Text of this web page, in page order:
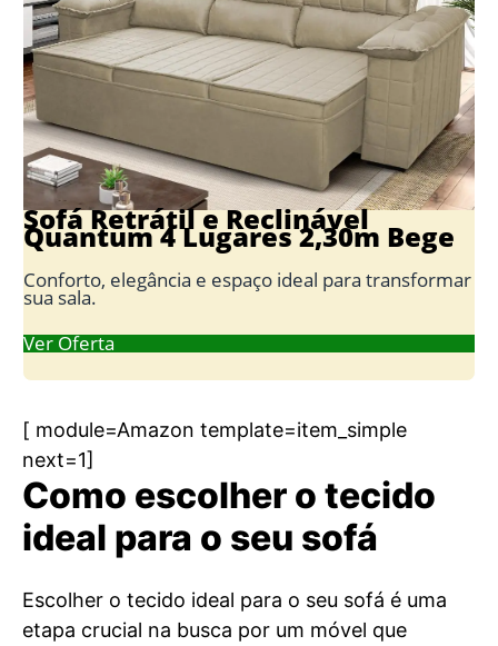
Sofá Retrátil e Reclinável
Quantum 4 Lugares 2,30m Bege
Conforto, elegância e espaço ideal para transformar
sua sala.
Ver Oferta
[ module=Amazon template=item_simple
next=1]
Como escolher o tecido
ideal para o seu sofá
Escolher o tecido ideal para o seu sofá é uma
etapa crucial na busca por um móvel que